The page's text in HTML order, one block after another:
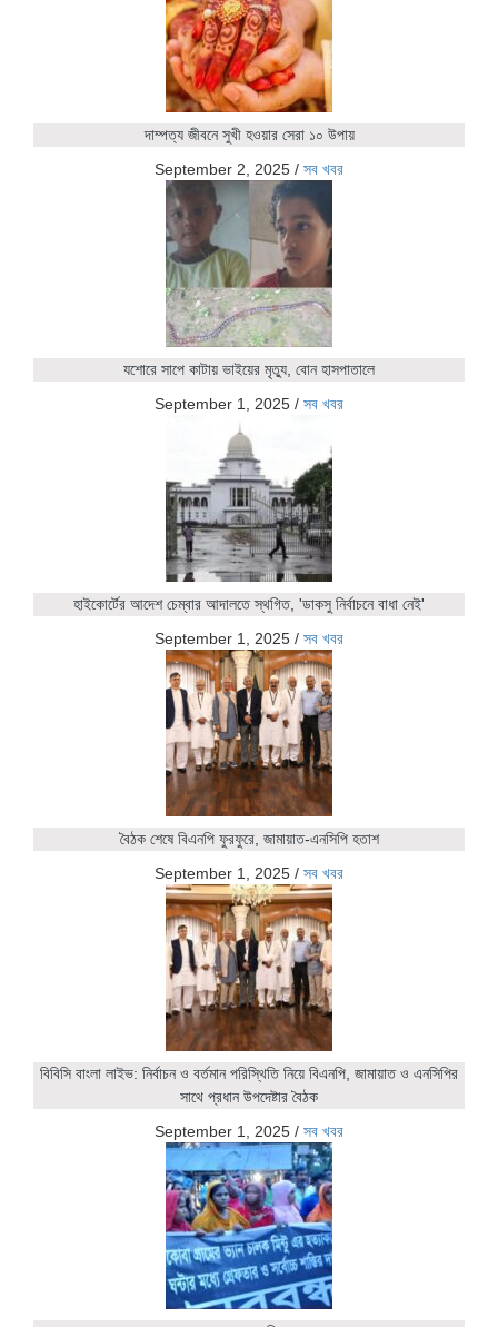
দাম্পত্য জীবনে সুখী হওয়ার সেরা ১০ উপায়
September 2, 2025 / সব খবর
যশোরে সাপে কাটায় ভাইয়ের মৃত্যু, বোন হাসপাতালে
September 1, 2025 / সব খবর
হাইকোর্টের আদেশ চেম্বার আদালতে স্থগিত, 'ডাকসু নির্বাচনে বাধা নেই'
September 1, 2025 / সব খবর
বৈঠক শেষে বিএনপি ফুরফুরে, জামায়াত-এনসিপি হতাশ
September 1, 2025 / সব খবর
বিবিসি বাংলা লাইভ: নির্বাচন ও বর্তমান পরিস্থিতি নিয়ে বিএনপি, জামায়াত ও এনসিপির
সাথে প্রধান উপদেষ্টার বৈঠক
September 1, 2025 / সব খবর